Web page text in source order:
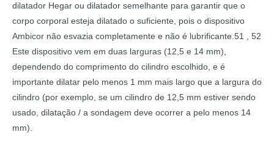
dilatador Hegar ou dilatador semelhante para garantir que o
corpo corporal esteja dilatado o suficiente, pois o dispositivo
Ambicor não esvazia completamente e não é lubrificante.51 , 52
Este dispositivo vem em duas larguras (12,5 e 14 mm),
dependendo do comprimento do cilindro escolhido, e é
importante dilatar pelo menos 1 mm mais largo que a largura do
cilindro (por exemplo, se um cilindro de 12,5 mm estiver sendo
usado, dilatação / a sondagem deve ocorrer a pelo menos 14
mm).